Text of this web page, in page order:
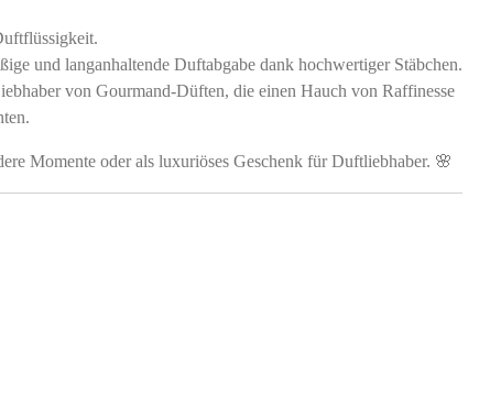
und langanhaltende Duftabgabe dank hochwertiger Stäbchen.
von Gourmand-Düften, die einen Hauch von Raffinesse
Momente oder als luxuriöses Geschenk für Duftliebhaber. 🌸